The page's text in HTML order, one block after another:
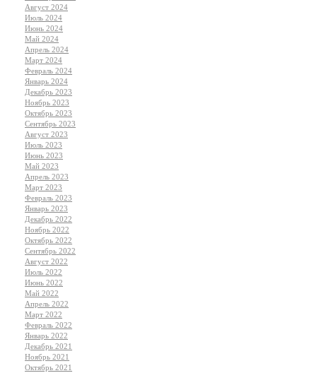
Август 2024
Июль 2024
Июнь 2024
Май 2024
Апрель 2024
Март 2024
Февраль 2024
Январь 2024
Декабрь 2023
Ноябрь 2023
Октябрь 2023
Сентябрь 2023
Август 2023
Июль 2023
Июнь 2023
Май 2023
Апрель 2023
Март 2023
Февраль 2023
Январь 2023
Декабрь 2022
Ноябрь 2022
Октябрь 2022
Сентябрь 2022
Август 2022
Июль 2022
Июнь 2022
Май 2022
Апрель 2022
Март 2022
Февраль 2022
Январь 2022
Декабрь 2021
Ноябрь 2021
Октябрь 2021